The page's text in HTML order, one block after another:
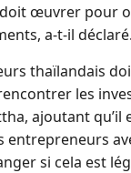
œuvrer pour
a-t-il déclaré.
thaïlandais
les
ajoutant qu’il
entrepreneurs
si cela est